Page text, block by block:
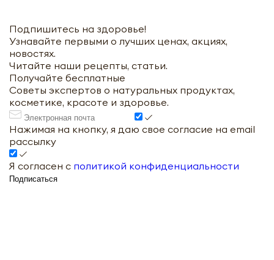
Подпишитесь на здоровье!
Узнавайте первыми о лучших ценах, акциях,
новостях.
Читайте наши рецепты, статьи.
Получайте бесплатные
Советы экспертов о натуральных продуктах,
косметике, красоте и здоровье.
Нажимая на кнопку, я даю свое согласие на email
рассылку
Я согласен с политикой конфиденциальности
Подписаться